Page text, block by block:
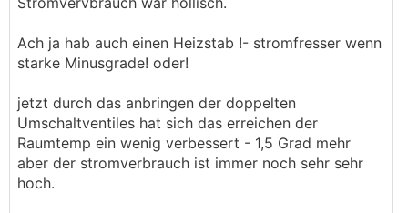
Ach ja hab auch einen Heizstab !- stromfresser wenn
starke Minusgrade! oder!
jetzt durch das anbringen der doppelten
Umschaltventiles hat sich das erreichen der
Raumtemp ein wenig verbessert - 1,5 Grad mehr
aber der stromverbrauch ist immer noch sehr sehr
hoch.